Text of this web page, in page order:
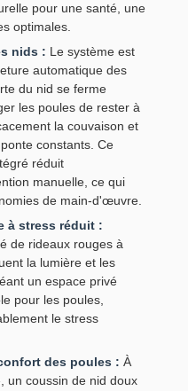
pour une santé, une
optimales.
nids : Le système est
automatique des
du nid se ferme
les poules de rester à
la couvaison et
constants. Ce
réduit
manuelle, ce qui
de main-d'œuvre.
à stress réduit :
de rideaux rouges à
la lumière et les
un espace privé
pour les poules,
le stress
des poules : À
un coussin de nid doux